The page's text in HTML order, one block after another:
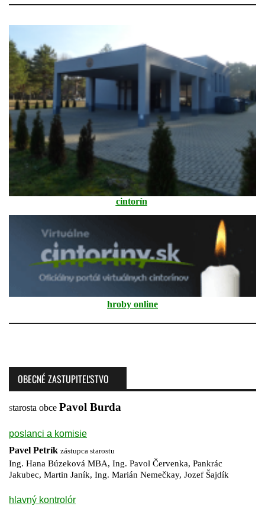
cintorín
hroby online
OBECNÉ ZASTUPITEĽSTVO
starosta obce Pavol Burda
poslanci a komisie
Pavel Petrík zástupca starostu
Ing. Hana Búzeková MBA, Ing. Pavol Červenka, Pankrác
Jakubec, Martin Janík, Ing. Marián Nemečkay, Jozef Šajdík
hlavný kontrolór